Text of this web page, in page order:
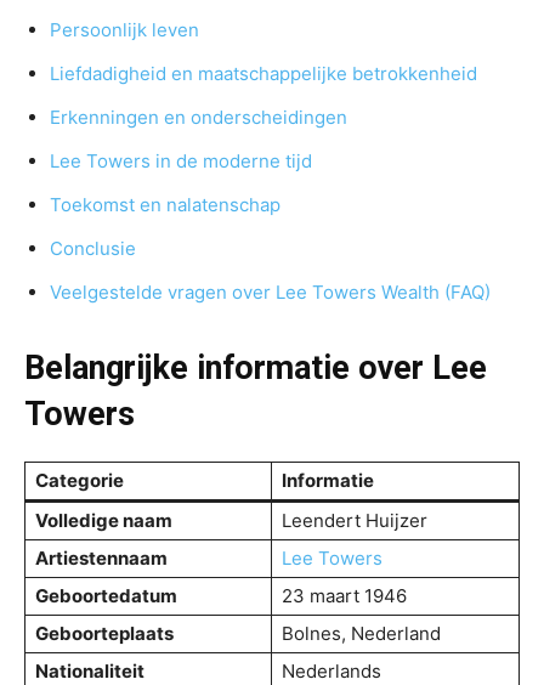
Persoonlijk leven
Liefdadigheid en maatschappelijke betrokkenheid
Erkenningen en onderscheidingen
Lee Towers in de moderne tijd
Toekomst en nalatenschap
Conclusie
Veelgestelde vragen over Lee Towers Wealth (FAQ)
Belangrijke informatie over Lee
Towers
Categorie
Informatie
Volledige naam
Leendert Huijzer
Artiestennaam
Lee Towers
Geboortedatum
23 maart 1946
Geboorteplaats
Bolnes, Nederland
Nationaliteit
Nederlands